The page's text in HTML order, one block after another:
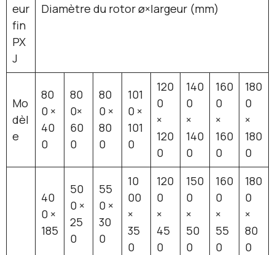
eur
fin
PX
J
Diamètre du rotor ø×largeur (mm)
Mo
dèl
e
80
0 ×
40
0
80
0×
60
0
80
0 ×
80
0
101
0 ×
101
0
120
0
×
120
0
140
0
×
140
0
160
0
×
160
0
180
0
×
180
0
40
0 ×
185
50
0 ×
25
0
55
0 ×
30
0
10
00
×
35
0
120
0
×
45
0
150
0
×
50
0
160
0
×
55
0
180
0
×
80
0